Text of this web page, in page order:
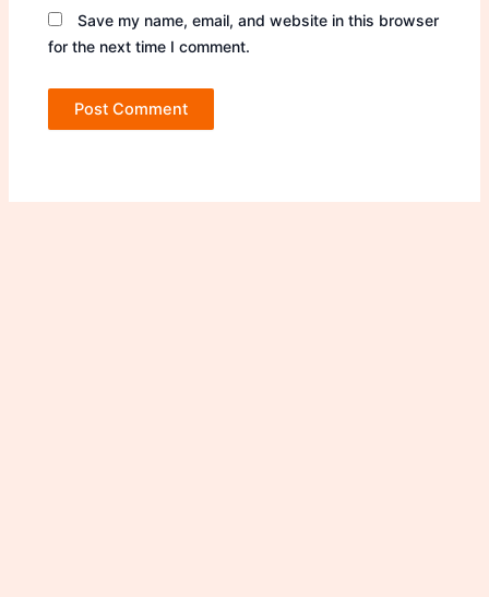
Save my name, email, and website in this browser
for the next time I comment.